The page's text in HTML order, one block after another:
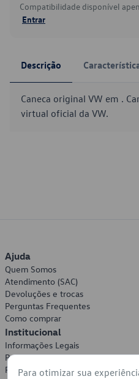
Compatibilidade disponível
Entrar
Descrição
Caneca original VW em .
virtual oficial da VW.
Ajuda
Quem Somos
Atendimento (SAC)
Devoluções e trocas
Perguntas Frequentes
Como comprar
Institucional
Informações Legais
Política de Privacidade
Política de Cookies
Para otimizar sua